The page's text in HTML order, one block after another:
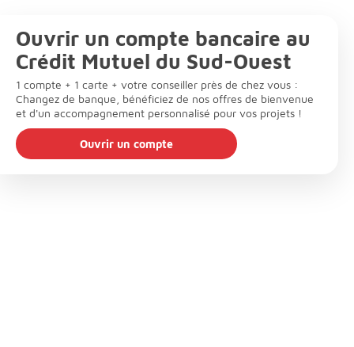
Ouvrir un compte bancaire au
Crédit Mutuel du Sud-Ouest
1 compte + 1 carte + votre conseiller près de chez vous :
Changez de banque, bénéficiez de nos offres de bienvenue
et d'un accompagnement personnalisé pour vos projets !
Ouvrir un compte